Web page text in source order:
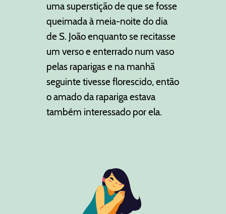
uma superstição de que se fosse
queimada à meia-noite do dia
de S. João enquanto se recitasse
um verso e enterrado num vaso
pelas raparigas e na manhã
seguinte tivesse florescido, então
o amado da rapariga estava
também interessado por ela.